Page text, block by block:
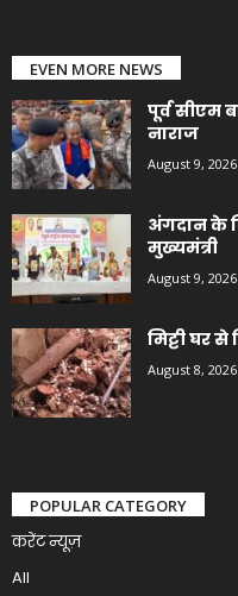
EVEN MORE NEWS
पूर्व सीएम
नाराज
August 9, 2026
अंगदान के
मुख्यमंत्री
August 9, 2026
मिट्टी घर
August 8, 2026
POPULAR CATEGORY
करेंट न्यूज़
All